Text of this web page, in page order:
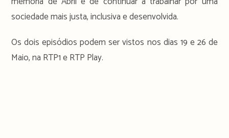
sociedade mais justa, inclusiva e desenvolvida.
Os dois episódios podem ser vistos nos dias 19 e 26 de
Maio, na RTP1 e RTP Play.